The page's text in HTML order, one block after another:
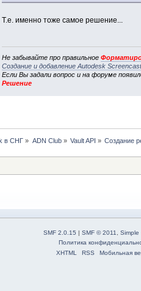
Т.е. именно тоже самое решение...
Не забывайте про правильное
Создание и добавление Autodesk
Если Вы задали вопрос и на форуме
Решение
в СНГ » ADN Club» Vault API » Создание
SMF 2.0.15 SMF © 2011, Simple
Политика
XHTML
RSS Мобильная